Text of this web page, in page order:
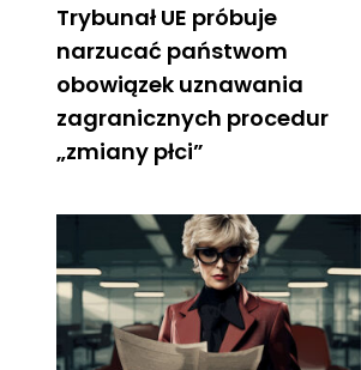
Trybunał UE próbuje
narzucać państwom
obowiązek uznawania
zagranicznych procedur
„zmiany płci”